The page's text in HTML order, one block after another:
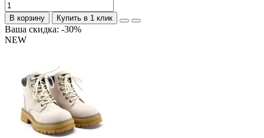
В корзину Купить в 1 клик
Ваша скидка: -30%
NEW